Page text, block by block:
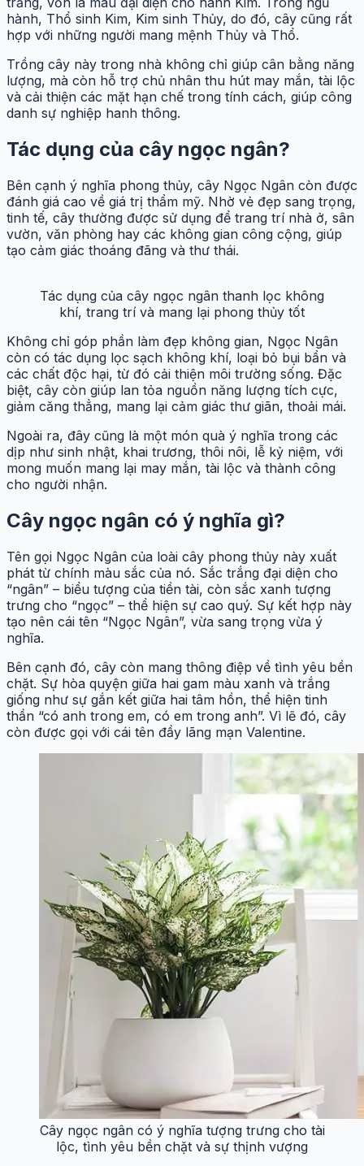
hành, Thổ sinh Kim, Kim sinh Thủy, do đó, cây cũng rất
hợp với những người mang mệnh Thủy và Thổ.
Trồng cây này trong nhà không chỉ giúp cân bằng năng
lượng, mà còn hỗ trợ chủ nhân thu hút may mắn, tài lộc
và cải thiện các mặt hạn chế trong tính cách, giúp công
danh sự nghiệp hanh thông.
Tác dụng của cây ngọc ngân?
Bên cạnh ý nghĩa phong thủy, cây Ngọc Ngân còn được
đánh giá cao về giá trị thẩm mỹ. Nhờ vẻ đẹp sang trọng,
tinh tế, cây thường được sử dụng để trang trí nhà ở, sân
vườn, văn phòng hay các không gian công cộng, giúp
tạo cảm giác thoáng đãng và thư thái.
Tác dụng của cây ngọc ngân thanh lọc không
khí, trang trí và mang lại phong thủy tốt
Không chỉ góp phần làm đẹp không gian, Ngọc Ngân
còn có tác dụng lọc sạch không khí, loại bỏ bụi bẩn và
các chất độc hại, từ đó cải thiện môi trường sống. Đặc
biệt, cây còn giúp lan tỏa nguồn năng lượng tích cực,
giảm căng thẳng, mang lại cảm giác thư giãn, thoải mái.
Ngoài ra, đây cũng là một món quà ý nghĩa trong các
dịp như sinh nhật, khai trương, thôi nôi, lễ kỷ niệm, với
mong muốn mang lại may mắn, tài lộc và thành công
cho người nhận.
Cây ngọc ngân có ý nghĩa gì?
Tên gọi Ngọc Ngân của loài cây phong thủy này xuất
phát từ chính màu sắc của nó. Sắc trắng đại diện cho
“ngân” – biểu tượng của tiền tài, còn sắc xanh tượng
trưng cho “ngọc” – thể hiện sự cao quý. Sự kết hợp này
tạo nên cái tên “Ngọc Ngân”, vừa sang trọng vừa ý
nghĩa.
Bên cạnh đó, cây còn mang thông điệp về tình yêu bền
chặt. Sự hòa quyện giữa hai gam màu xanh và trắng
giống như sự gắn kết giữa hai tâm hồn, thể hiện tinh
thần “có anh trong em, có em trong anh”. Vì lẽ đó, cây
còn được gọi với cái tên đầy lãng mạn Valentine.
Cây ngọc ngân có ý nghĩa tượng trưng cho tài
lộc, tình yêu bền chặt và sự thịnh vượng